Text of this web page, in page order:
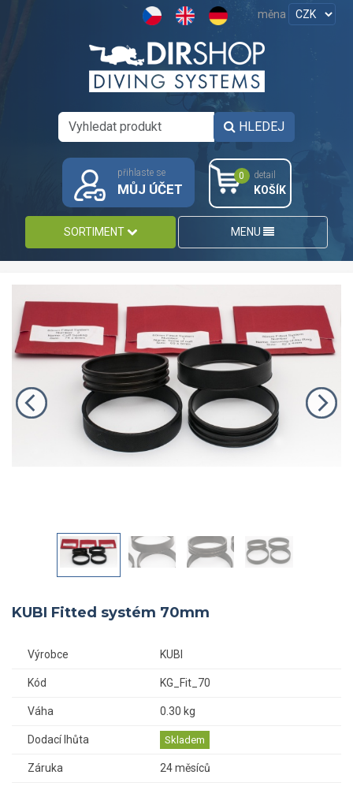
měna
HLEDEJ
přihlaste se
MŮJ ÚČET
0 detail
KOŠÍK
SORTIMENT MENU
KUBI Fitted systém 70mm
Výrobce KUBI
Kód KG_Fit_70
Váha 0.30 kg
Dodací lhůta Skladem
Záruka 24 měsíců